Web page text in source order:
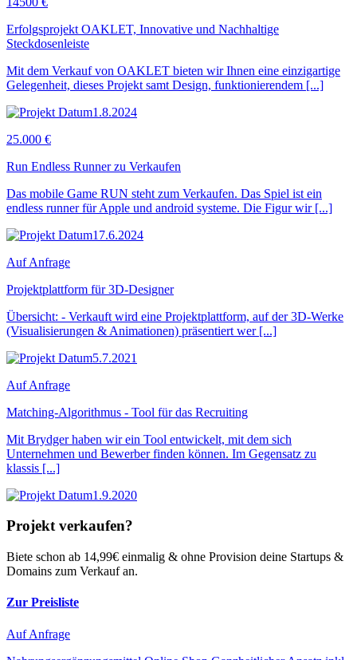
Erfolgsprojekt OAKLET, Innovative und Nachhaltige
Steckdosenleiste
Mit dem Verkauf von OAKLET bieten wir Ihnen eine einzigartige
Gelegenheit, dieses Projekt samt Design, funktionierendem [...]
1.8.2024
25.000 €
Run Endless Runner zu Verkaufen
Das mobile Game RUN steht zum Verkaufen. Das Spiel ist ein
endless runner für Apple und android systeme. Die Figur wir [...]
17.6.2024
Auf Anfrage
Projektplattform für 3D-Designer
Übersicht: - Verkauft wird eine Projektplattform, auf der 3D-Werke
(Visualisierungen & Animationen) präsentiert wer [...]
5.7.2021
Auf Anfrage
Matching-Algorithmus - Tool für das Recruiting
Mit Brydger haben wir ein Tool entwickelt, mit dem sich
Unternehmen und Bewerber finden können. Im Gegensatz zu
klassis [...]
1.9.2020
Projekt verkaufen?
Biete schon ab 14,99€ einmalig & ohne Provision deine Startups &
Domains zum Verkauf an.
Zur Preisliste
Auf Anfrage